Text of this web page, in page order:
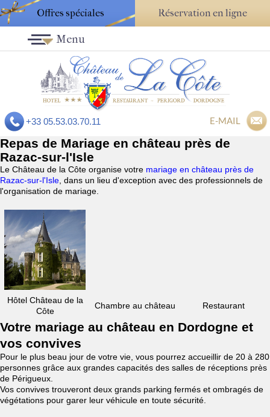
Offres spéciales Réservation en ligne
+33 05.53.03.70.11 E-MAIL
Menu
Repas de Mariage en château près de
Razac-sur-l'Isle
Le Château de la Côte organise votre mariage en château près de
Razac-sur-l'Isle , dans un lieu d'exception avec des professionnels de
l'organisation de mariage.
Hôtel Château de la
Côte
Chambre au château Restaurant
Votre mariage au château en Dordogne et
vos convives
Pour le plus beau jour de votre vie, vous pourrez accueillir de 20 à 280
personnes grâce aux grandes capacités des salles de réceptions près
de Périgueux.
Vos convives trouveront deux grands parking fermés et ombragés de
végétations pour garer leur véhicule en toute sécurité.